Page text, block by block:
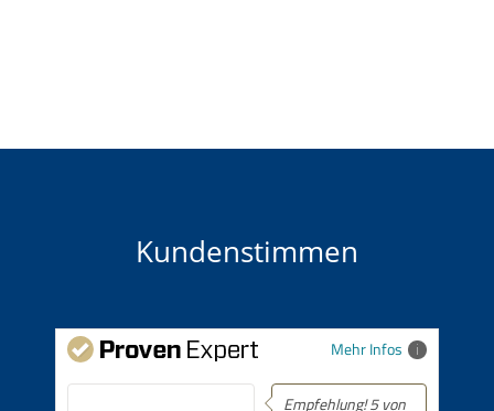
Kundenstimmen
Mehr Infos
Empfehlung! 5 von